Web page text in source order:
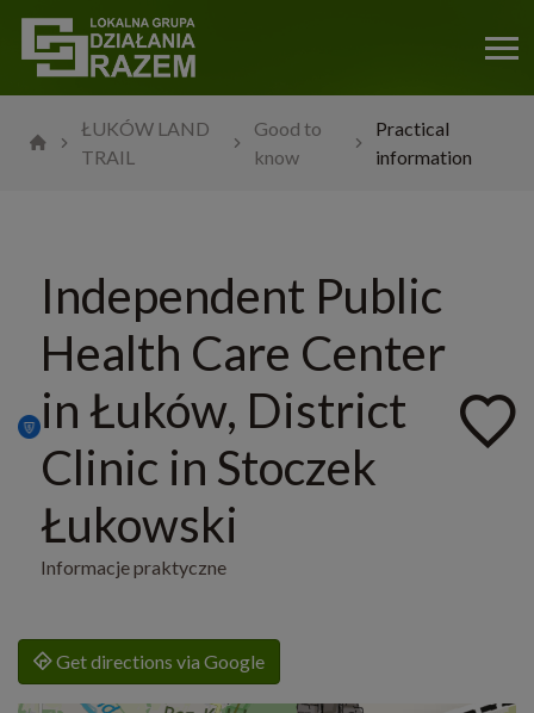
ŁUKÓW LAND
TRAIL
Good to
know
Practical
information
Independent Public
Health Care Center
in Łuków, District
Clinic in Stoczek
Łukowski
Informacje praktyczne
Get directions via Google